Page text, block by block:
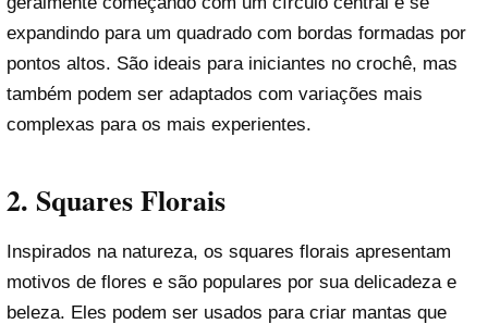
expandindo para um quadrado com bordas formadas por
pontos altos. São ideais para iniciantes no crochê, mas
também podem ser adaptados com variações mais
complexas para os mais experientes.
2. Squares Florais
Inspirados na natureza, os squares florais apresentam
motivos de flores e são populares por sua delicadeza e
beleza. Eles podem ser usados para criar mantas que